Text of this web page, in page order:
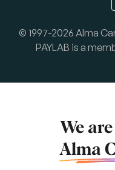
© 1997-2026 Alma
PAYLAB is a
We
Alma